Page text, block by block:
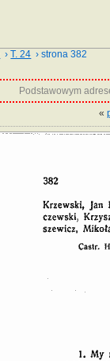
›T. 24 › strona 382
Podstawowym
«